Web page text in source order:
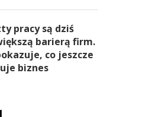
pracy są dziś
barierą firm.
co jeszcze
biznes